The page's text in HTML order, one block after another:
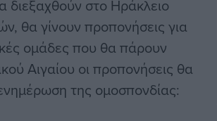
στο Ηράκλειο
θα γίνουν προπονήσεις για
ομάδες που θα πάρουν
Αιγαίου οι προπονήσεις θα
της ομοσπονδίας: